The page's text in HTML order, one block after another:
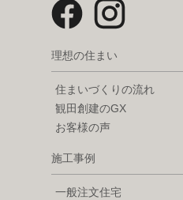
理想の住まい
住まいづくりの流れ
観田創建のGX
お客様の声
施工事例
一般注文住宅